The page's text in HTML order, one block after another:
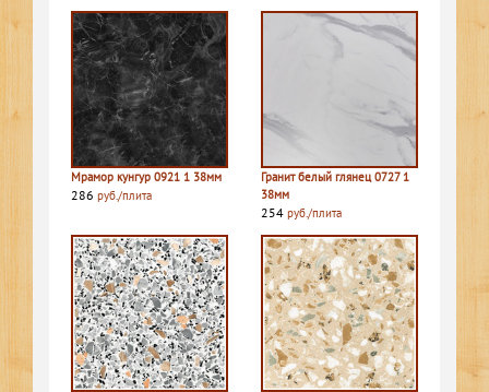
Мрамор кунгур 0921 1 38мм
286 руб./плита
Гранит белый глянец 0727 1
38мм
254 руб./плита